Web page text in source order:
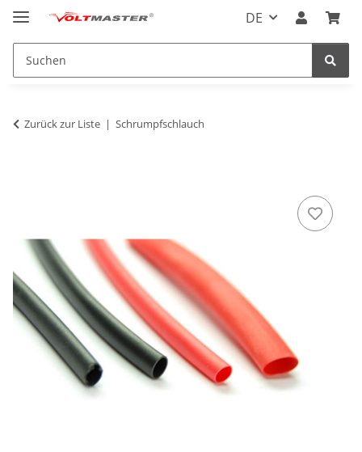
DE
Zurück zur Liste Schrumpfschlauch